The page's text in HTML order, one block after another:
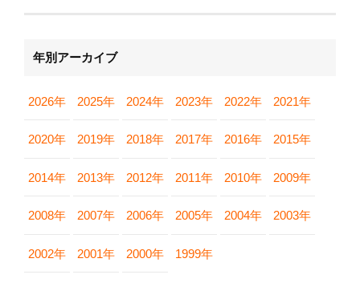
年別アーカイブ
2026年 2025年 2024年 2023年 2022年 2021年
2020年 2019年 2018年 2017年 2016年 2015年
2014年 2013年 2012年 2011年 2010年 2009年
2008年 2007年 2006年 2005年 2004年 2003年
2002年 2001年 2000年 1999年